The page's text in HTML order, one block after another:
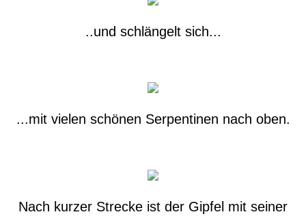
..und schlängelt sich...
...mit vielen schönen Serpentinen nach oben.
Nach kurzer Strecke ist der Gipfel mit seiner